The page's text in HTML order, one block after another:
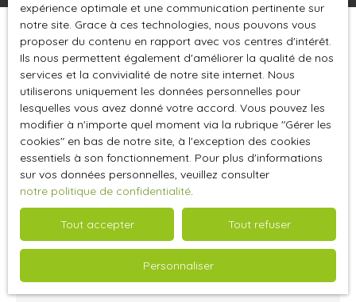
Pertinence
Trier par Créer une alerte
expérience optimale et une communication pertinente sur
notre site. Grace à ces technologies, nous pouvons vous
proposer du contenu en rapport avec vos centres d'intérêt.
Ils nous permettent également d'améliorer la qualité de nos
services et la convivialité de notre site internet. Nous
utiliserons uniquement les données personnelles pour
lesquelles vous avez donné votre accord. Vous pouvez les
modifier à n'importe quel moment via la rubrique ″Gérer les
cookies″ en bas de notre site, à l'exception des cookies
essentiels à son fonctionnement. Pour plus d'informations
sur vos données personnelles, veuillez consulter
notre politique de confidentialité.
Tout accepter Tout refuser
Personnaliser